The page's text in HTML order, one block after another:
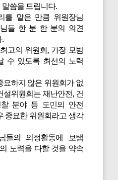
씀을 드립니다.
를 맡은 만큼 위원장님
들 한 분 한 분의 의견
.
고의 위원회, 가장 모범
수 있도록 최선의 노력
요하지 않은 위원회가 없
설위원회는 재난안전, 건
분야 등 도민의 안전
중요한 위원회라고 생각
들의 의정활동에 보탬
노력을 다할 것을 약속